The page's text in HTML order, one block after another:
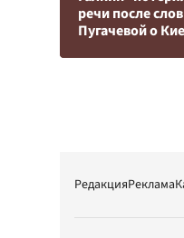
речи после слов
Пугачевой о
РедакцияРеклама